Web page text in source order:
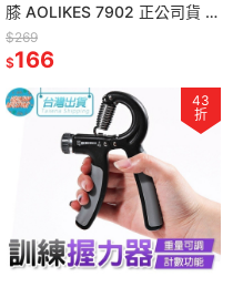
膝 AOLIKES 7902 正公司貨 半
月板護膝 減震護膝 膝蓋保護套
護具
$269
$166
43
折